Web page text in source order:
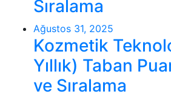
Sıralama
Ağustos 31, 2025
Kozmetik
Yıllık) Taban
ve Sıralama